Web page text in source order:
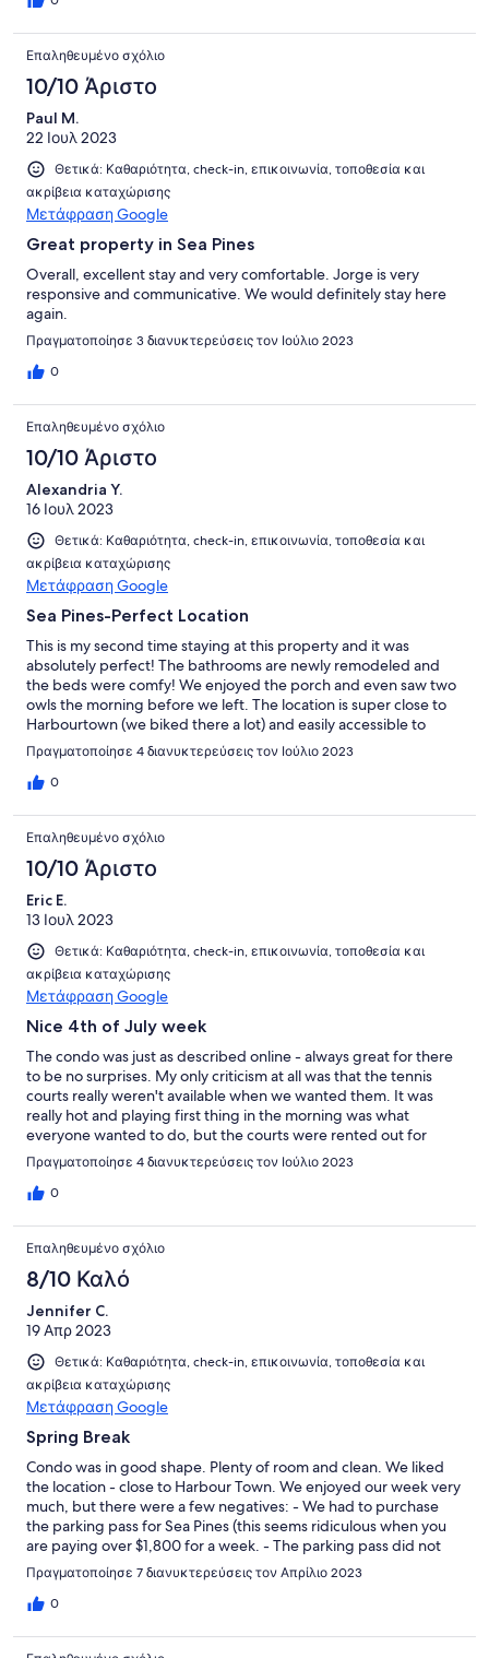
Επαληθευμένο σχόλιο
10/10 Άριστο
Paul M.
22 Ιουλ 2023
Θετικά: Καθαριότητα, check-in, επικοινωνία, τοποθεσία και
ακρίβεια καταχώρισης
Μετάφραση Google
Great property in Sea Pines
Overall, excellent stay and very comfortable. Jorge is very
responsive and communicative. We would definitely stay here
again.
Πραγματοποίησε 3 διανυκτερεύσεις τον Ιούλιο 2023
0
Επαληθευμένο σχόλιο
10/10 Άριστο
Alexandria Y.
16 Ιουλ 2023
Θετικά: Καθαριότητα, check-in, επικοινωνία, τοποθεσία και
ακρίβεια καταχώρισης
Μετάφραση Google
Sea Pines-Perfect Location
This is my second time staying at this property and it was
absolutely perfect! The bathrooms are newly remodeled and
the beds were comfy! We enjoyed the porch and even saw two
owls the morning before we left. The location is super close to
Harbourtown (we biked there a lot) and easily accessible to
everywhere else!
Πραγματοποίησε 4 διανυκτερεύσεις τον Ιούλιο 2023
0
Επαληθευμένο σχόλιο
10/10 Άριστο
Eric E.
13 Ιουλ 2023
Θετικά: Καθαριότητα, check-in, επικοινωνία, τοποθεσία και
ακρίβεια καταχώρισης
Μετάφραση Google
Nice 4th of July week
The condo was just as described online - always great for there
to be no surprises. My only criticism at all was that the tennis
courts really weren't available when we wanted them. It was
really hot and playing first thing in the morning was what
everyone wanted to do, but the courts were rented out for
some tennis camp. Others staying in the villas had the same
complaint. We weren't sure if we got some sort of discount or
privileges for playing at any of the other courts in Sea Pines,
said, we had a nice stay.
Πραγματοποίησε 4 διανυκτερεύσεις τον Ιούλιο 2023
0
Επαληθευμένο σχόλιο
8/10 Καλό
Jennifer C.
19 Απρ 2023
Θετικά: Καθαριότητα, check-in, επικοινωνία, τοποθεσία και
ακρίβεια καταχώρισης
Μετάφραση Google
Spring Break
Condo was in good shape. Plenty of room and clean. We liked
the location - close to Harbour Town. We enjoyed our week very
much, but there were a few negatives: - We had to purchase
the parking pass for Sea Pines (this seems ridiculous when you
are paying over $1,800 for a week. - The parking pass did not
allow us to park at the Sea Pines Beach Club - that is for owners
only. We had to take a shuttle from a distant location. The beach
becomes quite an effort when you have to go to remote
balcony of the unit was very dirty and not ready for use. - We
Πραγματοποίησε 7 διανυκτερεύσεις τον Απρίλιο 2023
0